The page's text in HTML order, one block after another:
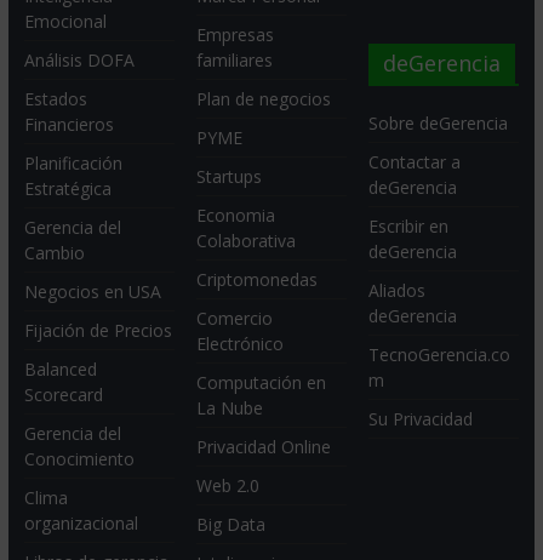
Emocional
Análisis DOFA
Estados
Financieros
Planificación
Estratégica
Gerencia del
Cambio
Negocios en USA
Fijación de Precios
Balanced
Scorecard
Gerencia del
Conocimiento
Clima
organizacional
Empresas
familiares
Plan de negocios
PYME
Startups
Economia
Colaborativa
Criptomonedas
Comercio
Electrónico
Computación en
La Nube
Privacidad Online
Web 2.0
Big Data
deGerencia
Sobre deGerencia
Contactar a
deGerencia
Escribir en
deGerencia
Aliados
deGerencia
TecnoGerencia.co
m
Su Privacidad